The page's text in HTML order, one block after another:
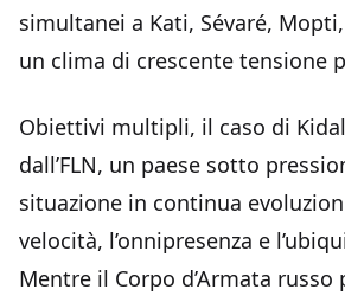
simultanei a Kati, Sévaré,
un clima di crescente tensione
Obiettivi multipli, il caso di
dall’FLN, un paese sotto
situazione in continua
velocità, l’onnipresenza e
Mentre il Corpo d’Armata russo